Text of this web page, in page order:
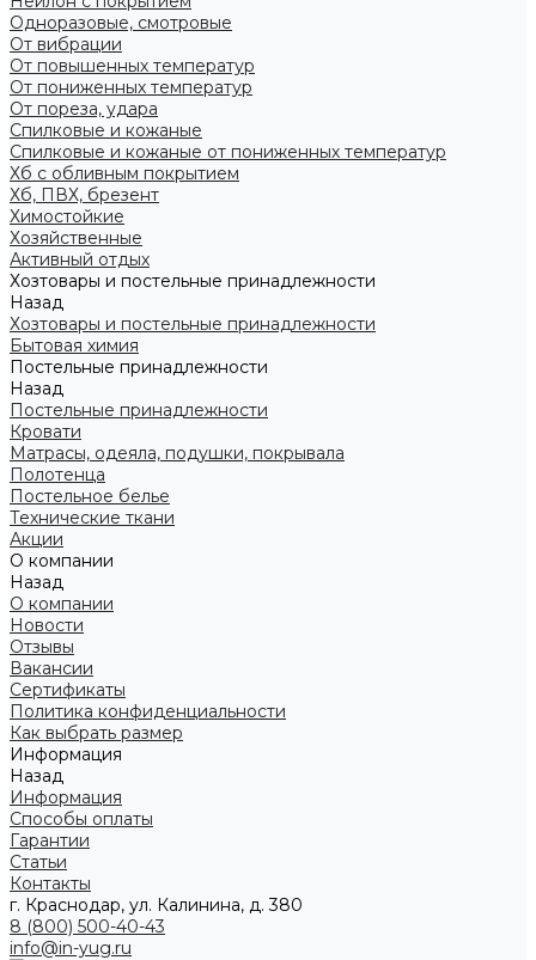
Одноразовые, смотровые
От вибрации
От повышенных температур
От пониженных температур
От пореза, удара
Спилковые и кожаные
Спилковые и кожаные от пониженных температур
Хб с обливным покрытием
Хб, ПВХ, брезент
Химостойкие
Хозяйственные
Активный отдых
Хозтовары и постельные принадлежности
Назад
Хозтовары и постельные принадлежности
Бытовая химия
Постельные принадлежности
Назад
Постельные принадлежности
Кровати
Матрасы, одеяла, подушки, покрывала
Полотенца
Постельное белье
Технические ткани
Акции
О компании
Назад
О компании
Новости
Отзывы
Вакансии
Сертификаты
Политика конфиденциальности
Как выбрать размер
Информация
Назад
Информация
Способы оплаты
Гарантии
Статьи
Контакты
г. Краснодар, ул. Калинина, д. 380
8 (800) 500-40-43
info@in-yug.ru